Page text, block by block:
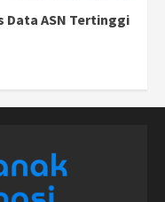
Data ASN Tertinggi